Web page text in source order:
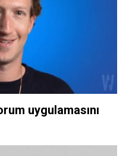
uygulamasını